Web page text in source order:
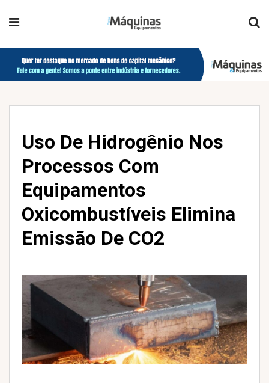
Uso De Hidrogênio Nos
Processos Com
Equipamentos
Oxicombustíveis Elimina
Emissão De CO2